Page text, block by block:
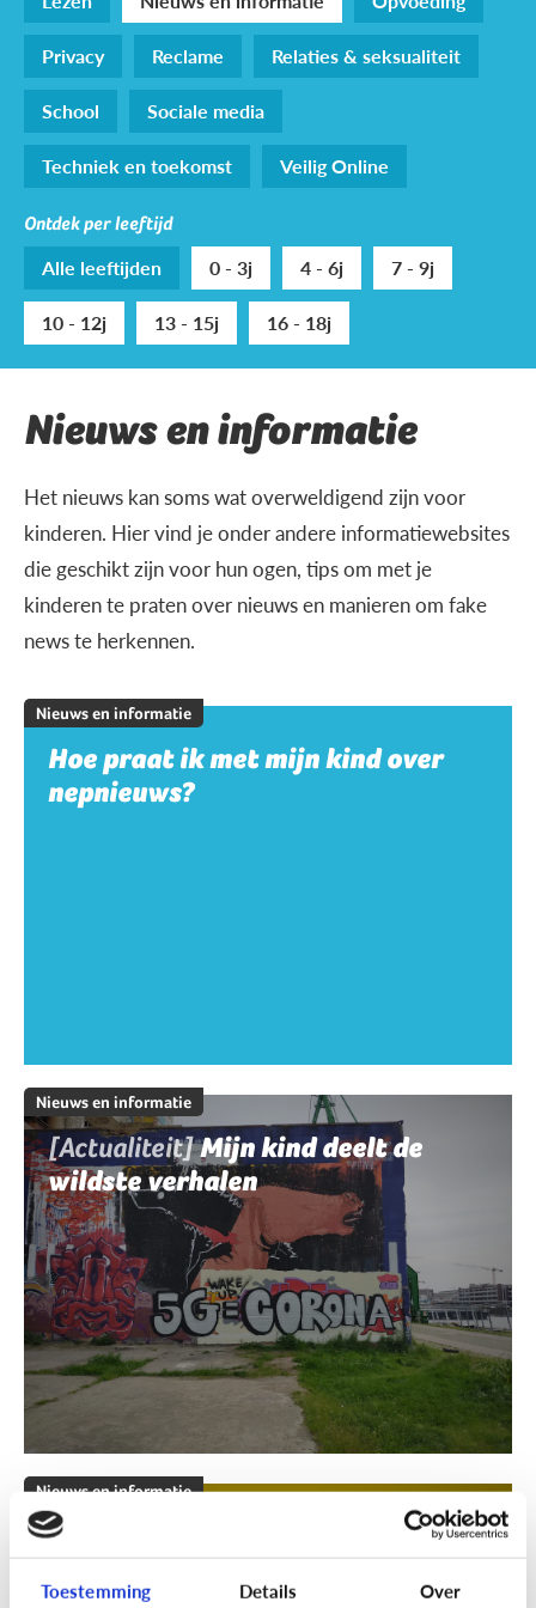
Toestemming Details Over
Privacy
Reclame
Relaties & seksualiteit
School
Sociale media
Techniek en toekomst
Veilig Online
Ontdek per leeftijd
Alle leeftijden 0 - 3j 4 - 6j
7 - 9j
10 - 12j
13 - 15j 16 - 18j
Nieuws en informatie
Het nieuws kan soms wat overweldigend zijn voor
kinderen. Hier vind je onder andere informatiewebsites
die geschikt zijn voor hun ogen, tips om met je
kinderen te praten over nieuws en manieren om fake
news te herkennen.
Nieuws en informatie
Hoe praat ik met mijn kind over
nepnieuws?
Nieuws en informatie
[Actualiteit]Mijn kind deelt de
wildste verhalen
Nieuws en informatie
[Klik & Print]